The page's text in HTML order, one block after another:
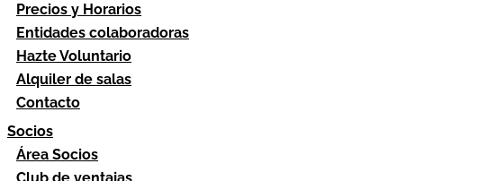
Precios y Horarios
Entidades colaboradoras
Hazte Voluntario
Alquiler de salas
Contacto
Socios
Área Socios